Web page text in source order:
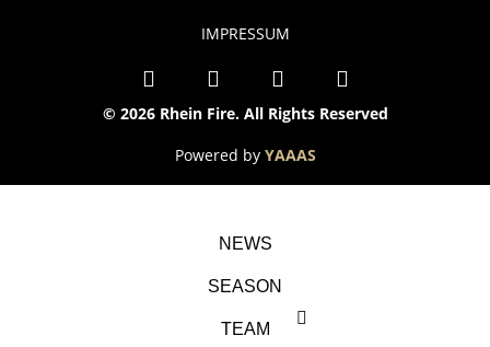
© 2026 Rhein Fire. All Rights Reserved
IMPRESSUM
Powered by YAAAS
NEWS
SEASON
TEAM